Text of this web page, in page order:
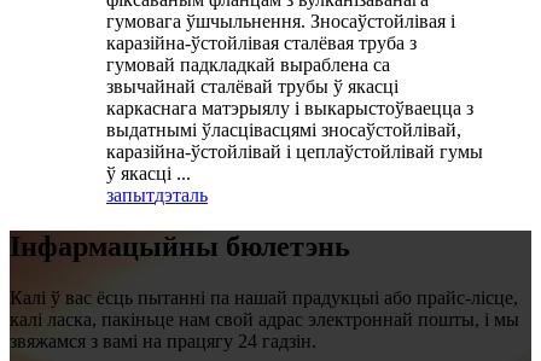
гумовага ўшчыльнення. Зносаўстойлівая і
каразійна-ўстойлівая сталёвая труба з
гумовай падкладкай выраблена са
звычайнай сталёвай трубы ў якасці
каркаснага матэрыялу і выкарыстоўваецца з
выдатнымі ўласцівасцямі зносаўстойлівай,
каразійна-ўстойлівай і цеплаўстойлівай гумы
ў якасці ...
запытдэталь
Інфармацыйны бюлетэнь
Калі ў вас ёсць пытанні па нашай прадукцыі або прайс-лісце,
калі ласка, пакіньце нам свой адрас электроннай пошты, і мы
звяжамся з вамі на працягу 24 гадзін.